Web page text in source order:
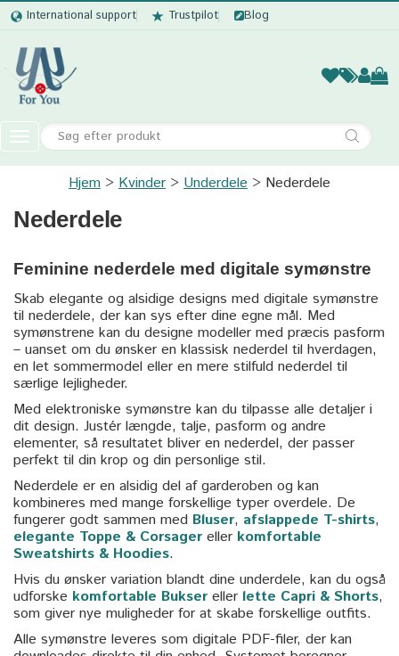
International support Trustpilot Blog
Kvinder
Toggle
navigation
Kvinder
Accessories
Hjem Kvinder Underdele Nederdele
Nederdele
Feminine nederdele med digitale symønstre
Skab elegante og alsidige designs med digitale symønstre
til nederdele, der kan sys efter dine egne mål. Med
symønstrene kan du designe modeller med præcis pasform
– uanset om du ønsker en klassisk nederdel til hverdagen,
en let sommermodel eller en mere stilfuld nederdel til
særlige lejligheder.
Med elektroniske symønstre kan du tilpasse alle detaljer i
dit design. Justér længde, talje, pasform og andre
elementer, så resultatet bliver en nederdel, der passer
perfekt til din krop og din personlige stil.
Nederdele er en alsidig del af garderoben og kan
kombineres med mange forskellige typer overdele. De
fungerer godt sammen med Bluser, afslappede T-shirts,
elegante Toppe & Corsager eller komfortable
Sweatshirts & Hoodies.
Hvis du ønsker variation blandt dine underdele, kan du også
udforske komfortable Bukser eller lette Capri & Shorts,
som giver nye muligheder for at skabe forskellige outfits.
Alle symønstre leveres som digitale PDF-filer, der kan